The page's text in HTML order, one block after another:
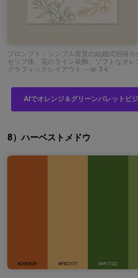
プロンプト：シンプル背景の結婚式招待
セリフ体、花のライン装飾、ソフトなオ
グラフィックレイアウト --ar 3:4
AIでオレンジ＆グリーンパレットビ
8）ハーベストメドウ